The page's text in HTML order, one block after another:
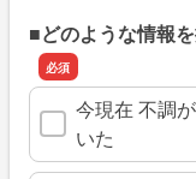
■どのような情報
今現在 不調
いた